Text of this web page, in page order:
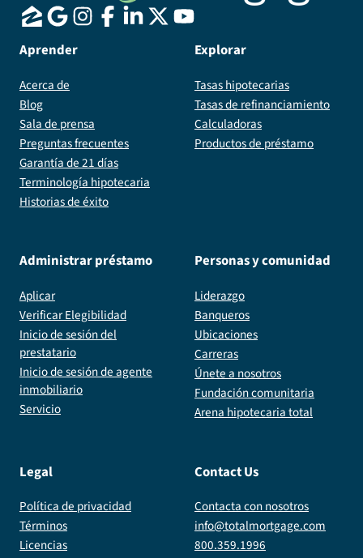
Aprender
Acerca de
Blog
Sala de prensa
Preguntas frecuentes
Garantía de 21 días
Terminología hipotecaria
Historias de éxito
Explorar
Tasas hipotecarias
Tasas de refinanciamiento
Calculadoras
Productos de préstamo
Administrar préstamo
Aplicar
Verificar Elegibilidad
Inicio de sesión del
prestatario
Inicio de sesión de agente
inmobiliario
Servicio
Personas y comunidad
Liderazgo
Banqueros
Ubicaciones
Carreras
Únete a nosotros
Fundación comunitaria
Arena hipotecaria total
Legal
Política de privacidad
Términos
Licencias
Contact Us
Contacta con nosotros
info@totalmortgage.com
800.359.1996